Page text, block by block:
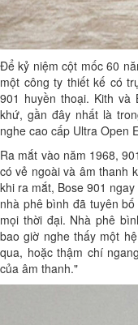
Để kỷ niệm cột mốc 60
một công ty thiết kế có
901 huyền thoại. Kith và
khứ, gần đây nhất là
nghe cao cấp Ultra Open
Ra mắt vào năm 1968,
có vẻ ngoài và âm thanh
khi ra mắt, Bose 901
nhà phê bình đã tuyên
mọi thời đại. Nhà phê
bao giờ nghe thấy một
qua, hoặc thậm chí
của âm thanh."